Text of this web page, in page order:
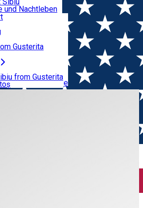
von Sibiu
und Nachtleben
Elektrofahrzeuge
Gusterita
from Gusterita
85 de coșuri stradale speciale
animalelor de companie